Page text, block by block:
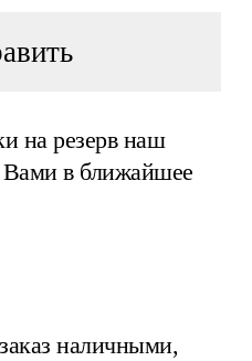
на резерв наш
Вами в ближайшее
наличными,